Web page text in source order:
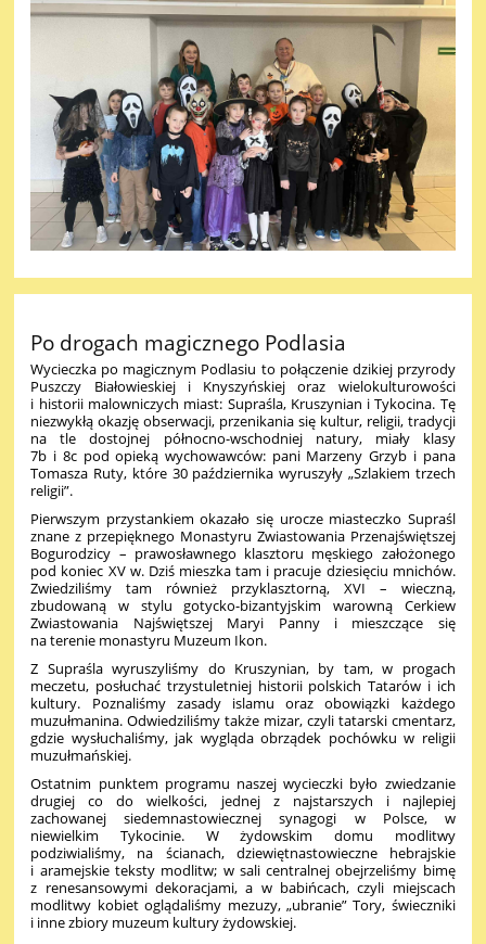
Po drogach magicznego Podlasia
Wycieczka po magicznym Podlasiu to połączenie dzikiej przyrody
Puszczy Białowieskiej i Knyszyńskiej oraz wielokulturowości
i historii malowniczych miast: Supraśla, Kruszynian i Tykocina. Tę
niezwykłą okazję obserwacji, przenikania się kultur, religii, tradycji
na tle dostojnej północno-wschodniej natury, miały klasy
7b i 8c pod opieką wychowawców: pani Marzeny Grzyb i pana
Tomasza Ruty, które 30 października wyruszyły „Szlakiem trzech
religii”.
Pierwszym przystankiem okazało się urocze miasteczko Supraśl
znane z przepięknego Monastyru Zwiastowania Przenajświętszej
Bogurodzicy – prawosławnego klasztoru męskiego założonego
pod koniec XV w. Dziś mieszka tam i pracuje dziesięciu mnichów.
Zwiedziliśmy tam również przyklasztorną, XVI – wieczną,
zbudowaną w stylu gotycko-bizantyjskim warowną Cerkiew
Zwiastowania Najświętszej Maryi Panny i mieszczące się
na terenie monastyru Muzeum Ikon.
Z Supraśla wyruszyliśmy do Kruszynian, by tam, w progach
meczetu, posłuchać trzystuletniej historii polskich Tatarów i ich
kultury. Poznaliśmy zasady islamu oraz obowiązki każdego
muzułmanina. Odwiedziliśmy także mizar, czyli tatarski cmentarz,
gdzie wysłuchaliśmy, jak wygląda obrządek pochówku w religii
muzułmańskiej.
Ostatnim punktem programu naszej wycieczki było zwiedzanie
drugiej co do wielkości, jednej z najstarszych i najlepiej
zachowanej siedemnastowiecznej synagogi w Polsce, w
niewielkim Tykocinie. W żydowskim domu modlitwy
podziwialiśmy, na ścianach, dziewiętnastowieczne hebrajskie
i aramejskie teksty modlitw; w sali centralnej obejrzeliśmy bimę
z renesansowymi dekoracjami, a w babińcach, czyli miejscach
modlitwy kobiet oglądaliśmy mezuzy, „ubranie” Tory, świeczniki
i inne zbiory muzeum kultury żydowskiej.